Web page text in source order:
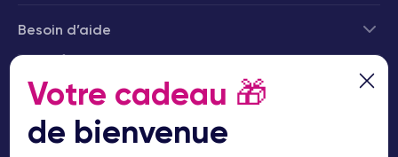
Besoin d’aide
Votre cadeau 🎁
de bienvenue